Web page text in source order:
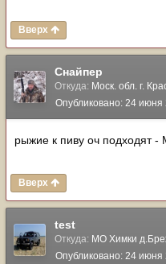
Вверх
Снайпер
Откуда: Моск. обл. г.
Опубликовано: 24 июня
рыжие к пиву оч подходят -
Вверх
test
Откуда: МО Химки
Опубликовано: 24 июня